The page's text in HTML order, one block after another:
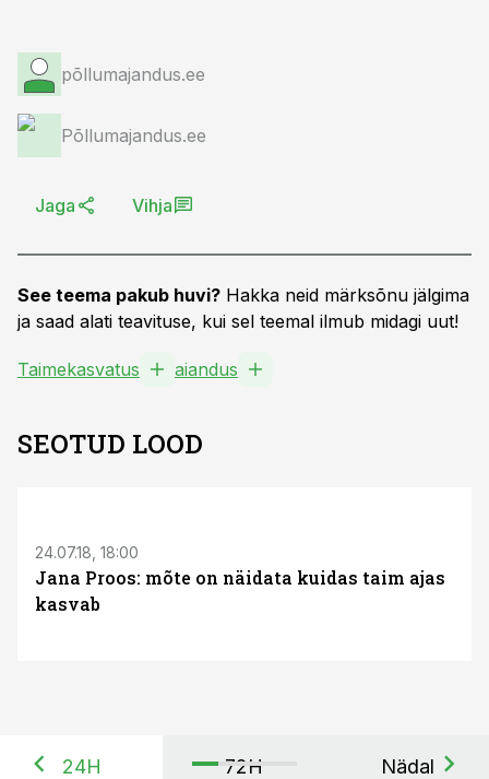
põllumajandus.ee
Põllumajandus.ee
Jaga Vihja
See teema pakub huvi? Hakka neid märksõnu jälgima
ja saad alati teavituse, kui sel teemal ilmub midagi uut!
Taimekasvatus aiandus
SEOTUD LOOD
24.07.18, 18:00
Jana Proos: mõte on näidata kuidas taim ajas
kasvab
24H 72H Nädal